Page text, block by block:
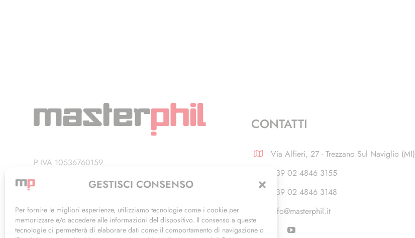
GESTISCI CONSENSO
Per fornire le migliori esperienze, utilizziamo tecnologie come i cookie per
memorizzare e/o accedere alle informazioni del dispositivo. Il consenso a queste
tecnologie ci permetterà di elaborare dati come il comportamento di navigazione o
P.IVA 10536760159
Privacy Policy
CONTATTI
Via Alfieri, 27 - Trezzano Sul Naviglio (MI)
+39 02 4846 3155
+39 02 4846 3148
info@masterphil.it